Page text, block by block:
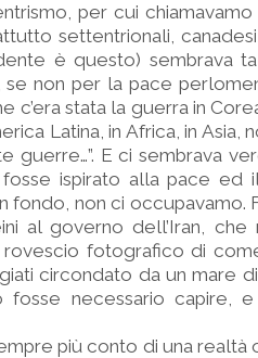
per cui chiamavamo
settentrionali,
è questo) sembrava
se non per la pace
stata la guerra in
Latina, in Africa, in Asia,
guerre…”. E ci sembrava
ispirato alla pace ed
fondo, non ci occupavamo.
al governo dell’Iran,
fotografico di
circondato da un mare
necessario capire,
più conto di una realtà